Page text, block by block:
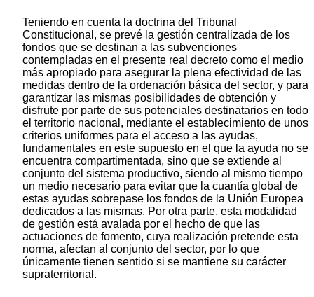
Teniendo en cuenta la doctrina del Tribunal
Constitucional, se prevé la gestión centralizada de los
fondos que se destinan a las subvenciones
contempladas en el presente real decreto como el medio
más apropiado para asegurar la plena efectividad de las
medidas dentro de la ordenación básica del sector, y para
garantizar las mismas posibilidades de obtención y
disfrute por parte de sus potenciales destinatarios en todo
el territorio nacional, mediante el establecimiento de unos
criterios uniformes para el acceso a las ayudas,
fundamentales en este supuesto en el que la ayuda no se
encuentra compartimentada, sino que se extiende al
conjunto del sistema productivo, siendo al mismo tiempo
un medio necesario para evitar que la cuantía global de
estas ayudas sobrepase los fondos de la Unión Europea
dedicados a las mismas. Por otra parte, esta modalidad
de gestión está avalada por el hecho de que las
actuaciones de fomento, cuya realización pretende esta
norma, afectan al conjunto del sector, por lo que
únicamente tienen sentido si se mantiene su carácter
supraterritorial.